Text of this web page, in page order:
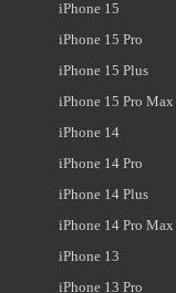
iPhone 15
iPhone 15 Pro
iPhone 15 Plus
iPhone 15 Pro Max
iPhone 14
iPhone 14 Pro
iPhone 14 Plus
iPhone 14 Pro Max
iPhone 13
iPhone 13 Pro